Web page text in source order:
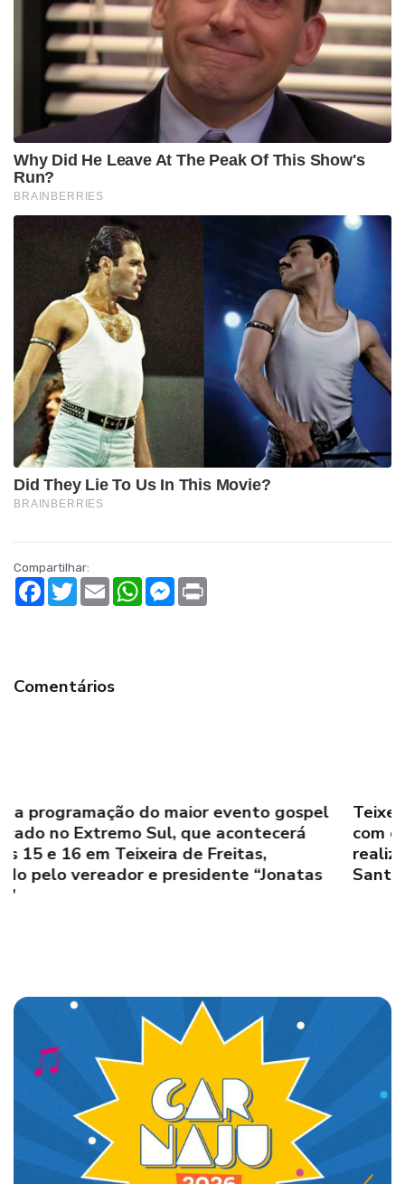
Compartilhar:
Facebook
TwitterEmail WhatsAppMessenger
Comentários
Teixeira de Freitas irá transbordar em bênção
com o evento “Teixeira em Adoração”
realizado pelo vereador e presidente “Jonatas
Santos”